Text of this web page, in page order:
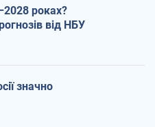
роках?
від НБУ
значно